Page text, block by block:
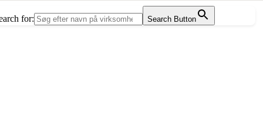
for: Search Button